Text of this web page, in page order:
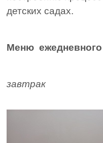
детских садах.
Меню ежедневного